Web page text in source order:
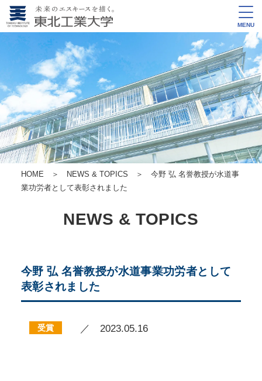
MENU
HOME ＞ NEWS & TOPICS ＞ 今野 弘 名誉教授が水道事
業功労者として表彰されました
NEWS & TOPICS
今野 弘 名誉教授が水道事業功労者として
表彰されました
受賞 ／ 2023.05.16